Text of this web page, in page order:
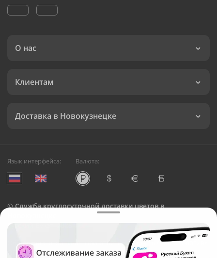
О нас
Клиентам
Доставка в Новокузнецке
Язык интерфейса: Валюта:
©Служба круглосуточной доставки цветов в
Русский Букет, 2026
Общество с ограниченной ответственностью «Технология»
ОГРН: 1195476081745, ИНН: 5410081997